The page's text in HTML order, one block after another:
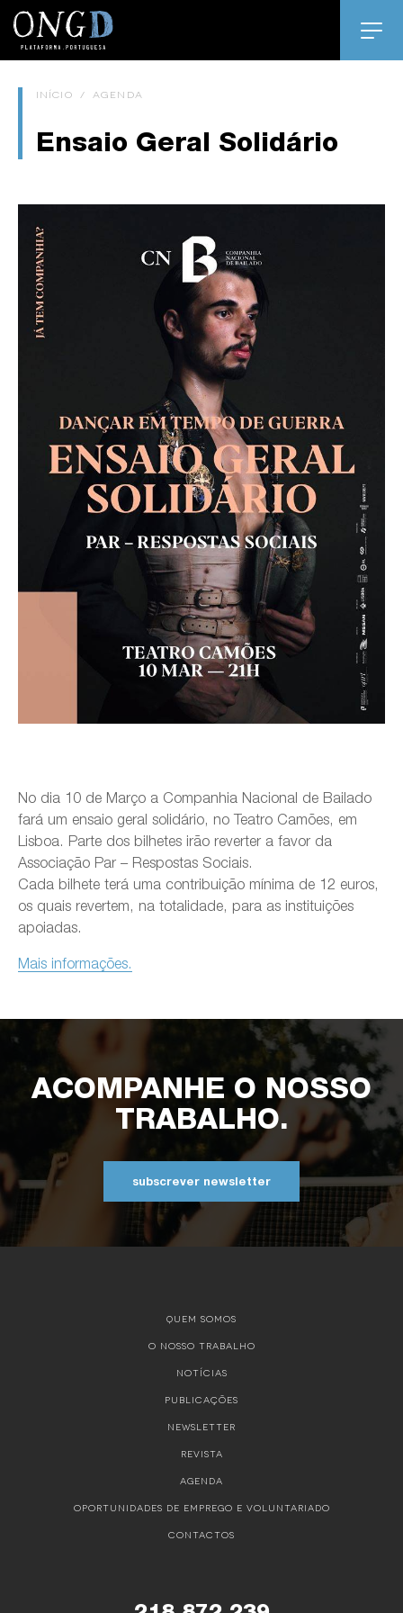
INÍCIO / AGENDA
Ensaio Geral Solidário
No dia 10 de Março a Companhia Nacional de Bailado
fará um ensaio geral solidário, no Teatro Camões, em
Lisboa. Parte dos bilhetes irão reverter a favor da
Associação Par – Respostas Sociais.
Cada bilhete terá uma contribuição mínima de 12 euros,
os quais revertem, na totalidade, para as instituições
apoiadas.
Mais informações.
ACOMPANHE O NOSSO
TRABALHO.
subscrever newsletter
QUEM SOMOS
O NOSSO TRABALHO
NOTÍCIAS
PUBLICAÇÕES
NEWSLETTER
REVISTA
AGENDA
OPORTUNIDADES DE EMPREGO E VOLUNTARIADO
CONTACTOS